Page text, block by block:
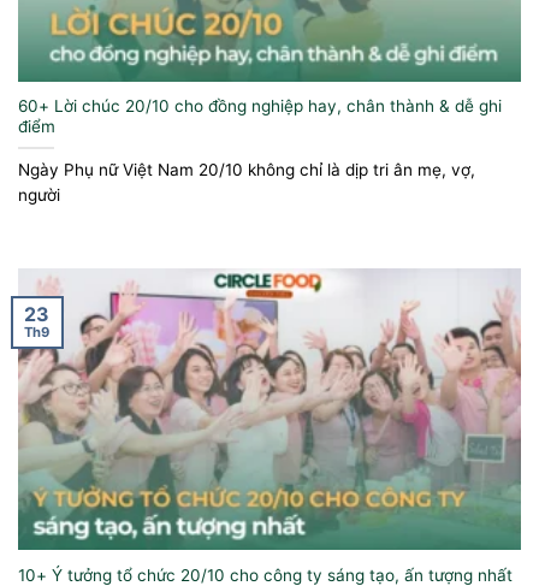
60+ Lời chúc 20/10 cho đồng nghiệp hay, chân thành & dễ ghi
điểm
Ngày Phụ nữ Việt Nam 20/10 không chỉ là dịp tri ân mẹ, vợ,
người
10+ Ý tưởng tổ chức 20/10 cho công ty sáng tạo, ấn tượng nhất
23
Th9